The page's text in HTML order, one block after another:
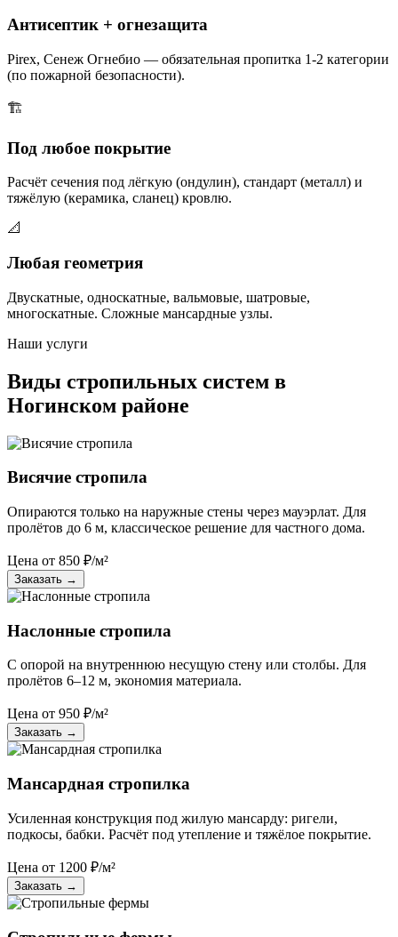
Антисептик + огнезащита
Pirex, Сенеж Огнебио — обязательная пропитка 1-2 категории
(по пожарной безопасности).
🏗️
Под любое покрытие
Расчёт сечения под лёгкую (ондулин), стандарт (металл) и
тяжёлую (керамика, сланец) кровлю.
📐
Любая геометрия
Двускатные, односкатные, вальмовые, шатровые,
многоскатные. Сложные мансардные узлы.
Наши услуги
Виды стропильных систем в
Ногинском районе
Висячие стропила
Опираются только на наружные стены через мауэрлат. Для
пролётов до 6 м, классическое решение для частного дома.
Цена от 850 ₽/м²
Заказать →
Наслонные стропила
С опорой на внутреннюю несущую стену или столбы. Для
пролётов 6–12 м, экономия материала.
Цена от 950 ₽/м²
Заказать →
Мансардная стропилка
Усиленная конструкция под жилую мансарду: ригели,
подкосы, бабки. Расчёт под утепление и тяжёлое покрытие.
Цена от 1200 ₽/м²
Заказать →